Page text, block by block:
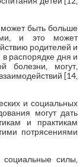
быть больше
и это может
родителей и
распорядке дня и
болезни, могут,
[14,
и социальных
могут дать
и практикам
потрясениями
силы,